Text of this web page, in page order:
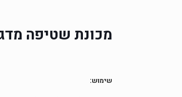
מכונת שטיפה
שימוש: